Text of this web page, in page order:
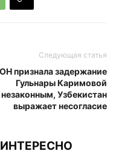
Следующая статья
признала задержание
Гульнары Каримовой
незаконным, Узбекистан
выражает несогласие